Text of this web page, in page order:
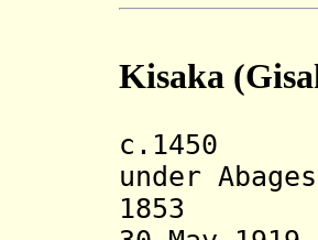
Kisaka (
c.1450
under
1853